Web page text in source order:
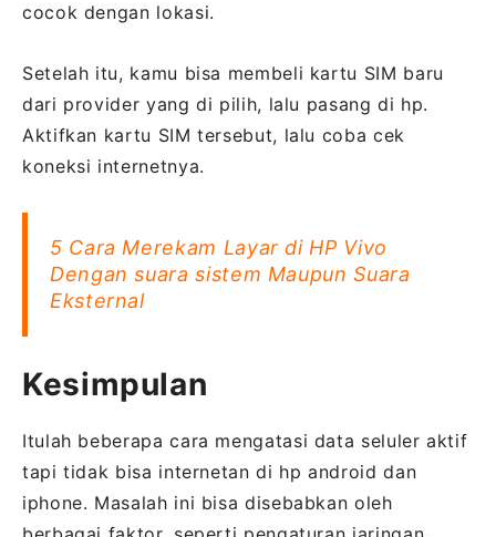
cocok dengan lokasi.
Setelah itu, kamu bisa membeli kartu SIM baru
dari provider yang di pilih, lalu pasang di hp.
Aktifkan kartu SIM tersebut, lalu coba cek
koneksi internetnya.
5 Cara Merekam Layar di HP Vivo
Dengan suara sistem Maupun Suara
Eksternal
Kesimpulan
Itulah beberapa cara mengatasi data seluler aktif
tapi tidak bisa internetan di hp android dan
iphone. Masalah ini bisa disebabkan oleh